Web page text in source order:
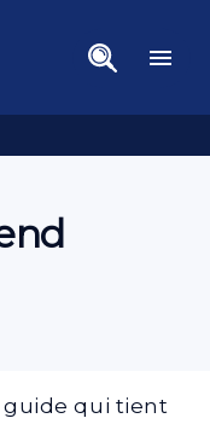
menu
guide qui tient